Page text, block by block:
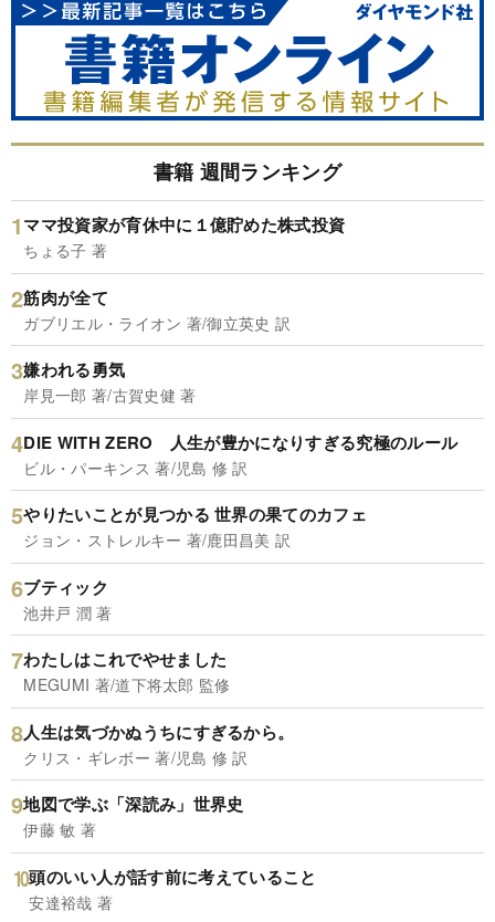
書籍 週間ランキング
ママ投資家が育休中に１億貯めた株式投資
ちょる子 著
筋肉が全て
ガブリエル・ライオン 著/御立英史 訳
嫌われる勇気
岸見一郎 著/古賀史健 著
DIE WITH ZERO 人生が豊かになりすぎる究極のルール
ビル・パーキンス 著/児島 修 訳
やりたいことが見つかる 世界の果てのカフェ
ジョン・ストレルキー 著/鹿田昌美 訳
ブティック
池井戸 潤 著
わたしはこれでやせました
MEGUMI 著/道下将太郎 監修
人生は気づかぬうちにすぎるから。
クリス・ギレボー 著/児島 修 訳
地図で学ぶ「深読み」世界史
伊藤 敏 著
頭のいい人が話す前に考えていること
安達裕哉 著